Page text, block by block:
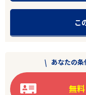
こ
あなたの
無